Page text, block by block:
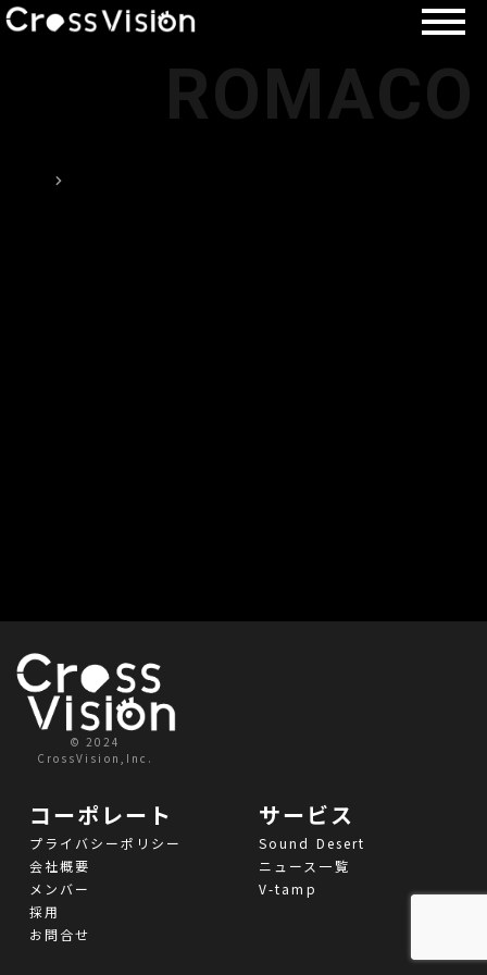
ROMACO
© 2024
CrossVision,Inc.
コーポレート
プライバシーポリシー
会社概要
メンバー
採用
お問合せ
サービス
Sound Desert
ニュース一覧
V-tamp